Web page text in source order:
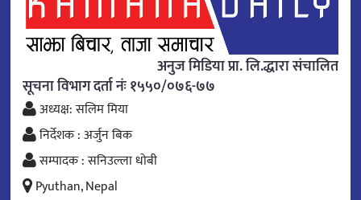
अनुज मिडिया प्रा. लि.द्धारा संचालित
सूचना विभाग दर्ता नंः १५५०/०७६-७७
अध्यक्ष: सलिम मिया
निर्देशक : अर्जुन बिक
सम्पादक : सनिउल्ला धोबी
Pyuthan, Nepal